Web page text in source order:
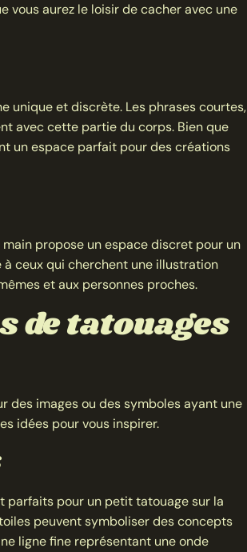
vous aurez le loisir de cacher avec une
unique et discrète. Les phrases courtes,
avec cette partie du corps. Bien que
un espace parfait pour des créations
propose un espace discret pour un
ceux qui cherchent une illustration
et aux personnes proches.
de tatouages
des images ou des symboles ayant une
idées pour vous inspirer.
parfaits pour un petit tatouage sur la
peuvent symboliser des concepts
ligne fine représentant une onde